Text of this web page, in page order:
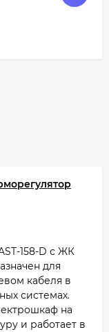
158-D с ЖК
для
кабеля в
системах.
на
и работает в